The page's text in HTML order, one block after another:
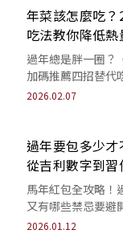
年菜該怎麼吃
吃法教你降低
過年總是胖一圈？
加碼推薦四招替代
2026.02.07
過年要包多少
從吉利數字到
馬年紅包全攻略！
又有哪些禁忌要避
2026.01.12